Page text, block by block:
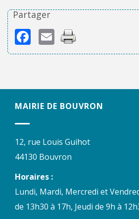
Partager
Facebook
Email
MAIRIE DE BOUVRON
12, rue Louis Guihot
44130 Bouvron
Horaires :
Lundi, Mardi, Mercredi et
de 13h30 à 17h, Jeudi de 9h à